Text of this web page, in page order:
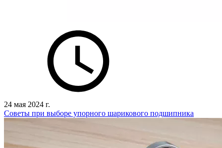
24 мая 2024 г.
Советы при выборе упорного шарикового подшипника